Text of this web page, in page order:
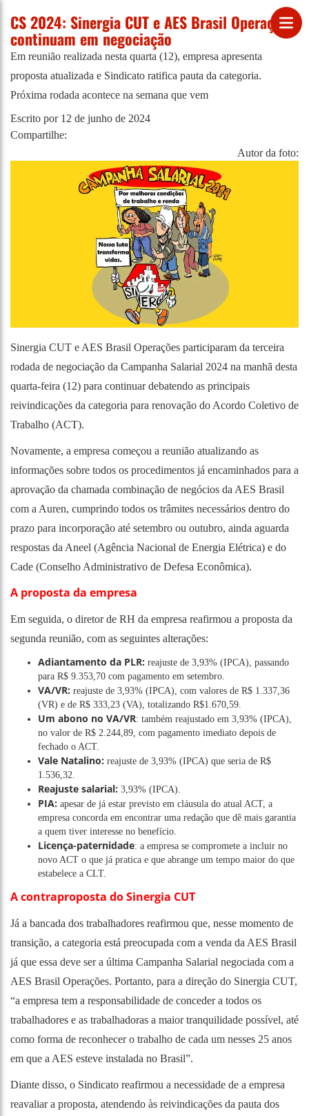
CS 2024: Sinergia CUT e AES Brasil Operações
continuam em negociação
Em reunião realizada nesta quarta (12), empresa apresenta
proposta atualizada e Sindicato ratifica pauta da categoria.
Próxima rodada acontece na semana que vem
Escrito por 12 de junho de 2024
Compartilhe:
Autor da foto:
Sinergia CUT e AES Brasil Operações participaram da terceira
rodada de negociação da Campanha Salarial 2024 na manhã desta
quarta-feira (12) para continuar debatendo as principais
reivindicações da categoria para renovação do Acordo Coletivo de
Trabalho (ACT).
Novamente, a empresa começou a reunião atualizando as
informações sobre todos os procedimentos já encaminhados para a
aprovação da chamada combinação de negócios da AES Brasil
com a Auren, cumprindo todos os trâmites necessários dentro do
prazo para incorporação até setembro ou outubro, ainda aguarda
respostas da Aneel (Agência Nacional de Energia Elétrica) e do
Cade (Conselho Administrativo de Defesa Econômica).
A proposta da empresa
Em seguida, o diretor de RH da empresa reafirmou a proposta da
segunda reunião, com as seguintes alterações:
Adiantamento da PLR: reajuste de 3,93% (IPCA), passando
para R$ 9.353,70 com pagamento em setembro.
VA/VR: reajuste de 3,93% (IPCA), com valores de R$ 1.337,36
(VR) e de R$ 333,23 (VA), totalizando R$1.670,59.
Um abono no VA/VR: também reajustado em 3,93% (IPCA),
no valor de R$ 2.244,89, com pagamento imediato depois de
fechado o ACT.
Vale Natalino: reajuste de 3,93% (IPCA) que seria de R$
1.536,32.
Reajuste salarial: 3,93% (IPCA).
PIA: apesar de já estar previsto em cláusula do atual ACT, a
empresa concorda em encontrar uma redação que dê mais garantia
a quem tiver interesse no benefício.
Licença-paternidade: a empresa se compromete a incluir no
novo ACT o que já pratica e que abrange um tempo maior do que
estabelece a CLT.
A contraproposta do Sinergia CUT
Já a bancada dos trabalhadores reafirmou que, nesse momento de
transição, a categoria está preocupada com a venda da AES Brasil
já que essa deve ser a última Campanha Salarial negociada com a
AES Brasil Operações. Portanto, para a direção do Sinergia CUT,
“a empresa tem a responsabilidade de conceder a todos os
trabalhadores e as trabalhadoras a maior tranquilidade possível, até
como forma de reconhecer o trabalho de cada um nesses 25 anos
em que a AES esteve instalada no Brasil”.
Diante disso, o Sindicato reafirmou a necessidade de a empresa
reavaliar a proposta, atendendo às reivindicações da pauta dos